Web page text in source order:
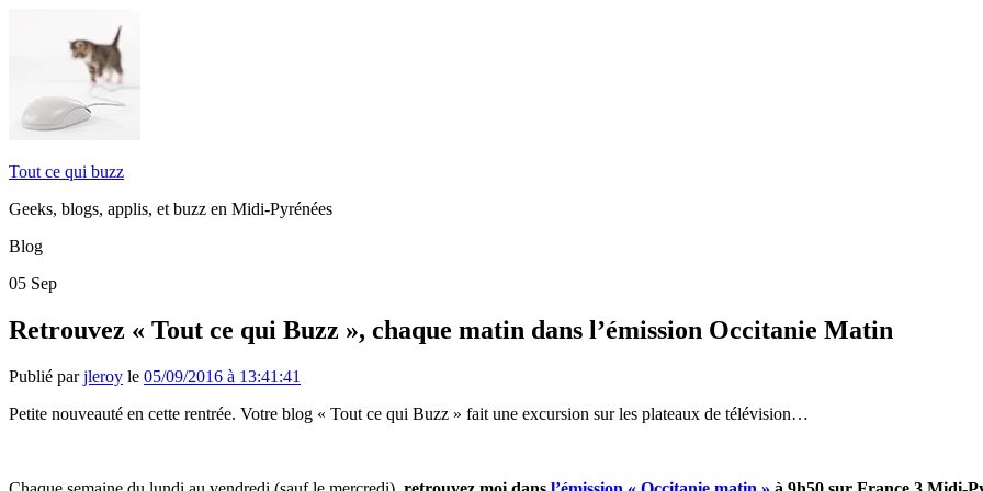
Tout ce qui buzz
Geeks, blogs, applis, et buzz en Midi-Pyrénées
Blog
05 Sep
Retrouvez « Tout ce qui Buzz », chaque matin dans l’émission Occitanie Matin
Publié parjleroy le 05/09/2016 à 13:41:41
Petite nouveauté en cette rentrée. Votre blog « Tout ce qui Buzz » fait une excursion sur les plateaux de télévision…